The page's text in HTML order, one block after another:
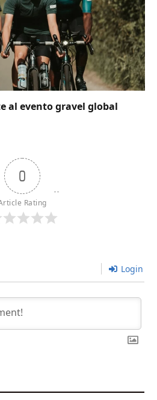
al evento gravel global
0
Rating
Login